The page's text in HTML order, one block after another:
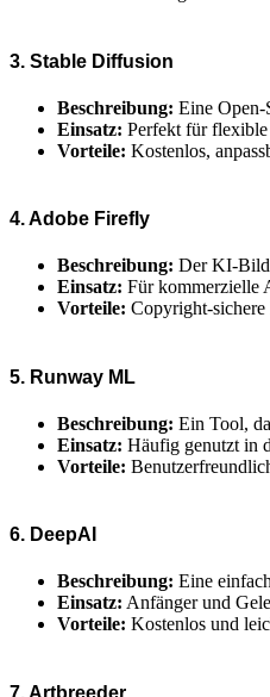
3. Stable Diffusion
Beschreibung: Eine
Einsatz: Perfekt für flexible
Vorteile: Kostenlos,
4. Adobe Firefly
Beschreibung: Der KI-
Einsatz: Für kommerzielle
Vorteile: Copyright-
5. Runway ML
Beschreibung: Ein Tool,
Einsatz: Häufig genutzt in
Vorteile:
6. DeepAI
Beschreibung: Eine
Einsatz: Anfänger und
Vorteile: Kostenlos und
7. Artbreeder